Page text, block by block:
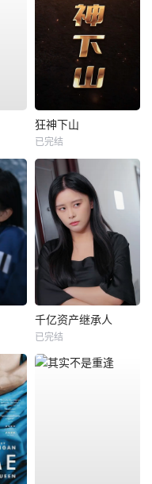
狂神下山
已完结
千亿资产继承人
已完结